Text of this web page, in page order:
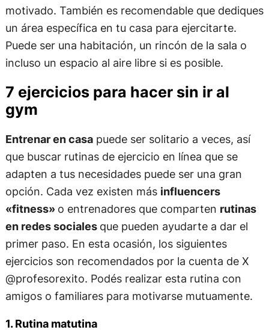
motivado. También es recomendable que dediques
un área específica en tu casa para ejercitarte.
Puede ser una habitación, un rincón de la sala o
incluso un espacio al aire libre si es posible.
7 ejercicios para hacer sin ir al
gym
Entrenar en casapuede ser solitario a veces, así
que buscar rutinas de ejercicio en línea que se
adapten a tus necesidades puede ser una gran
opción. Cada vez existen más influencers
«fitness» o entrenadores que comparten rutinas
en redes sociales que pueden ayudarte a dar el
primer paso. En esta ocasión, los siguientes
ejercicios son recomendados por la cuenta de X
@profesorexito. Podés realizar esta rutina con
amigos o familiares para motivarse mutuamente.
1. Rutina matutina